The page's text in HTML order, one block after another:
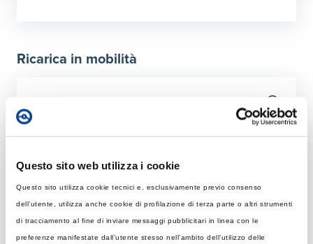
Questo sito web utilizza i cookie
Questo sito utilizza cookie tecnici e, esclusivamente previo consenso
dell’utente, utilizza anche cookie di profilazione di terza parte o altri strumenti
di tracciamento al fine di inviare messaggi pubblicitari in linea con le
preferenze manifestate dall’utente stesso nell’ambito dell’utilizzo delle
2 ora:23 km
Ricarica in mobilità
Rapida
Tempo di ricarica con 22 kW
Rapida: tempo necessario per ricaricare 50 km
Elemento 1:1 ore 12 minuti
Ultraveloce
Colonnina DC 150 kW